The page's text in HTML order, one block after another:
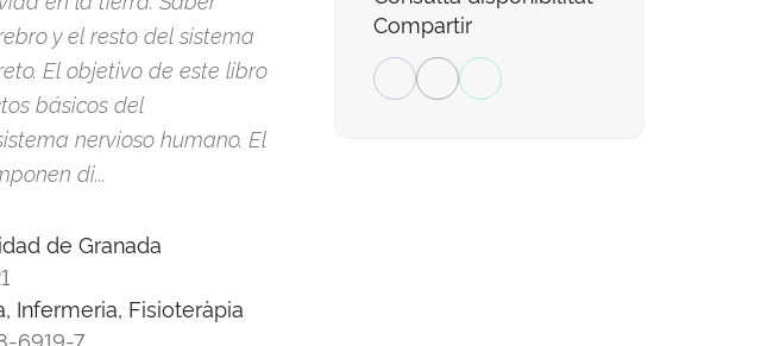
y el resto del sistema
El objetivo de este libro
básicos del
nervioso humano. El
di...
de Granada
Infermeria, Fisioteràpia
6919-7
Compartir